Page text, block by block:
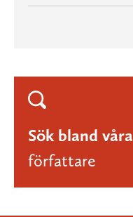
Sök bland våra
författare